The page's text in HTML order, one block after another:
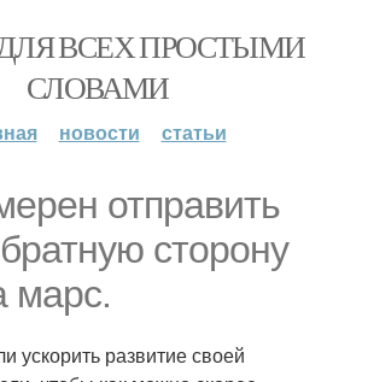
ВСЕХ ПРОСТЫМИ
СЛОВАМИ
новости статьи
отправить
сторону
марс.
ускорить развитие своей